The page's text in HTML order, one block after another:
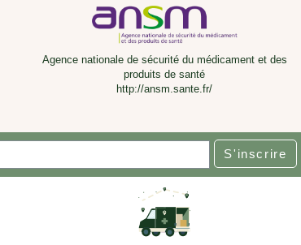
Agence nationale de sécurité du médicament et des
produits de santé
http://ansm.sante.fr/
S'inscrire